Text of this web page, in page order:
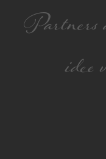
Partners
idee